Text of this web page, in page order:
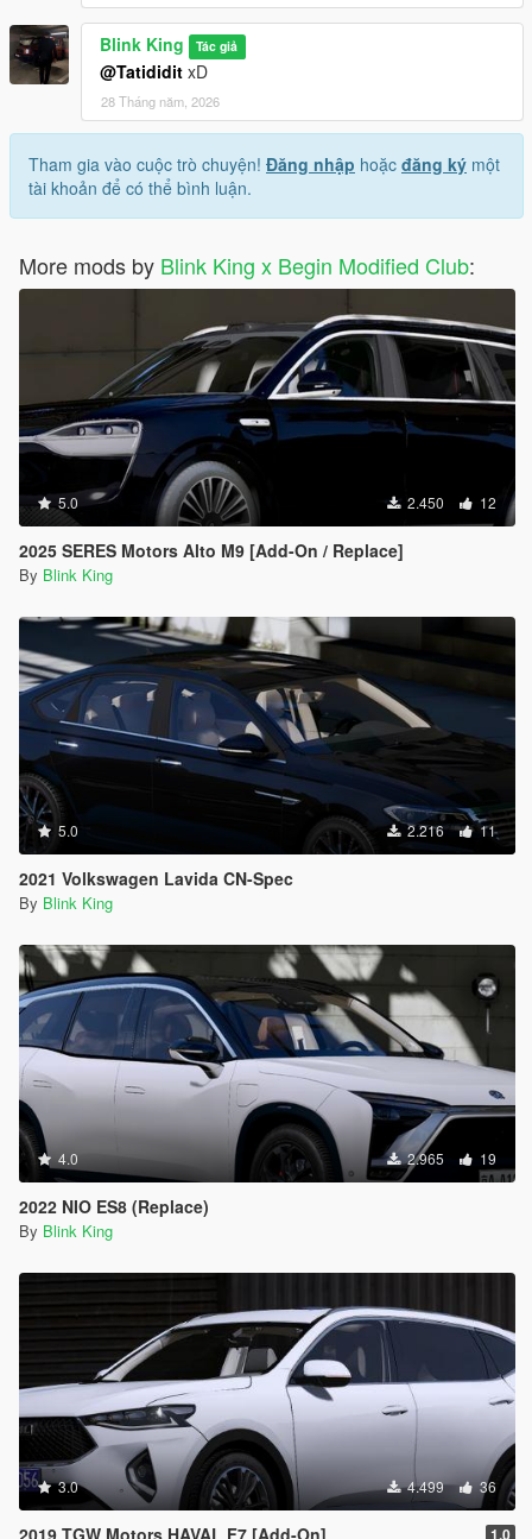
Blink King Tác giả
@Tatididit xD
28 Tháng năm, 2026
Tham gia vào cuộc trò chuyện! Đăng nhập hoặc đăng ký một
tài khoản để có thể bình luận.
More mods by Blink King x Begin Modified Club:
5.0 2.450 12
2025 SERES Motors Alto M9 [Add-On / Replace]
By Blink King
5.0 2.216 11
2021 Volkswagen Lavida CN-Spec
By Blink King
4.0 2.965 19
2022 NIO ES8 (Replace)
By Blink King
3.0 4.499 36